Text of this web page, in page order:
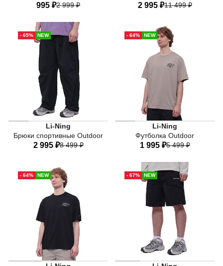
995 ₽2 999 ₽
One-size
2 995 ₽11 499 ₽
44 46 48
54
- 65% NEW
Li-Ning
Брюки спортивные Outdoor
2 995 ₽8 499 ₽
44 46 48
54
- 64% NEW
Li-Ning
Футболка Outdoor
1 995 ₽5 499 ₽
44 46 48 50
- 64% NEW - 67% NEW